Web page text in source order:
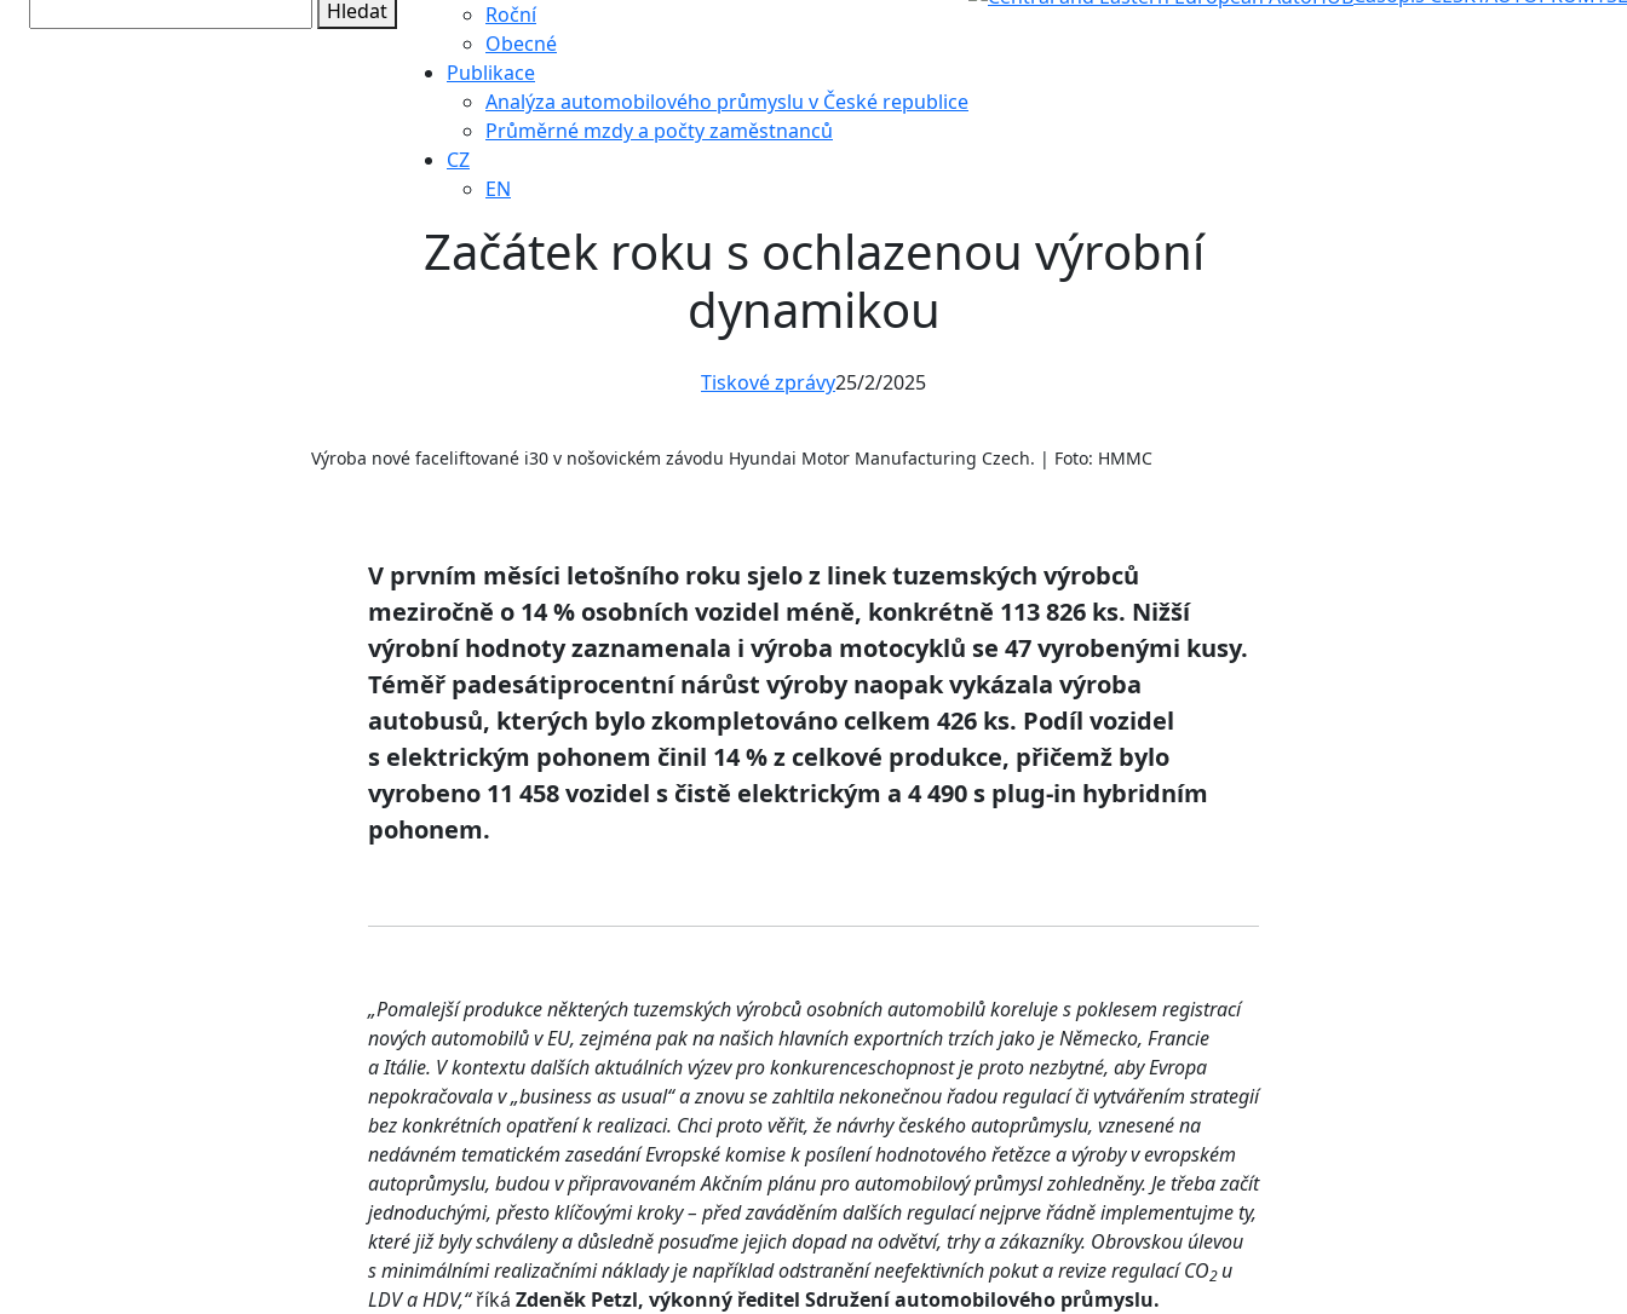
Hledat
Roční
Obecné
Publikace
Analýza automobilového průmyslu v České republice
Průměrné mzdy a počty zaměstnanců
CZ
EN
Začátek roku s ochlazenou výrobní
dynamikou
Tiskové zprávy25/2/2025
Výroba nové faceliftované i30 v nošovickém závodu Hyundai Motor Manufacturing Czech. | Foto: HMMC
V prvním měsíci letošního roku sjelo z linek tuzemských výrobců
meziročně o 14 % osobních vozidel méně, konkrétně 113 826 ks. Nižší
výrobní hodnoty zaznamenala i výroba motocyklů se 47 vyrobenými kusy.
Téměř padesátiprocentní nárůst výroby naopak vykázala výroba
autobusů, kterých bylo zkompletováno celkem 426 ks. Podíl vozidel
s elektrickým pohonem činil 14 % z celkové produkce, přičemž bylo
vyrobeno 11 458 vozidel s čistě elektrickým a 4 490 s plug-in hybridním
pohonem.
„Pomalejší produkce některých tuzemských výrobců osobních automobilů koreluje s poklesem registrací
nových automobilů v EU, zejména pak na našich hlavních exportních trzích jako je Německo, Francie
a Itálie. V kontextu dalších aktuálních výzev pro konkurenceschopnost je proto nezbytné, aby Evropa
nepokračovala v „business as usual“ a znovu se zahltila nekonečnou řadou regulací či vytvářením strategií
bez konkrétních opatření k realizaci. Chci proto věřit, že návrhy českého autoprůmyslu, vznesené na
nedávném tematickém zasedání Evropské komise k posílení hodnotového řetězce a výroby v evropském
autoprůmyslu, budou v připravovaném Akčním plánu pro automobilový průmysl zohledněny. Je třeba začít
jednoduchými, přesto klíčovými kroky – před zaváděním dalších regulací nejprve řádně implementujme ty,
které již byly schváleny a důsledně posuďme jejich dopad na odvětví, trhy a zákazníky. Obrovskou úlevou
s minimálními realizačními náklady je například odstranění neefektivních pokut a revize regulací CO2 u
LDV a HDV,“říká Zdeněk Petzl, výkonný ředitel Sdružení automobilového průmyslu.